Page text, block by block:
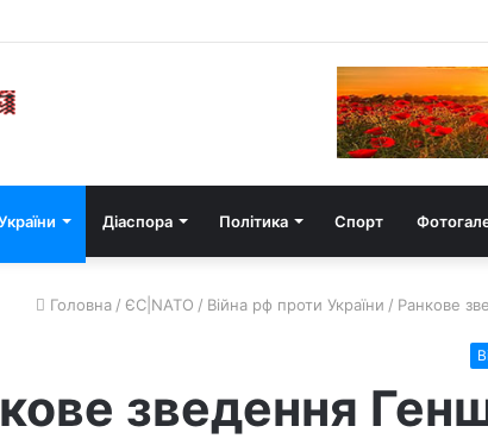
Діаспора Політика Спорт
Головна / ЄС|NATO / Війна рф проти України / Ранкове
зведення